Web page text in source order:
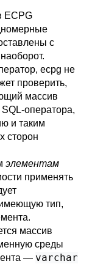
ECPG
с
ecpg не
проверить,
массив
оператора,
и таким
сторон
элементам
применять
тип,
массив
среды
— varchar